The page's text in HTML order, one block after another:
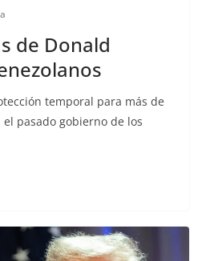
de Donald
temporal para más de
el pasado gobierno de los